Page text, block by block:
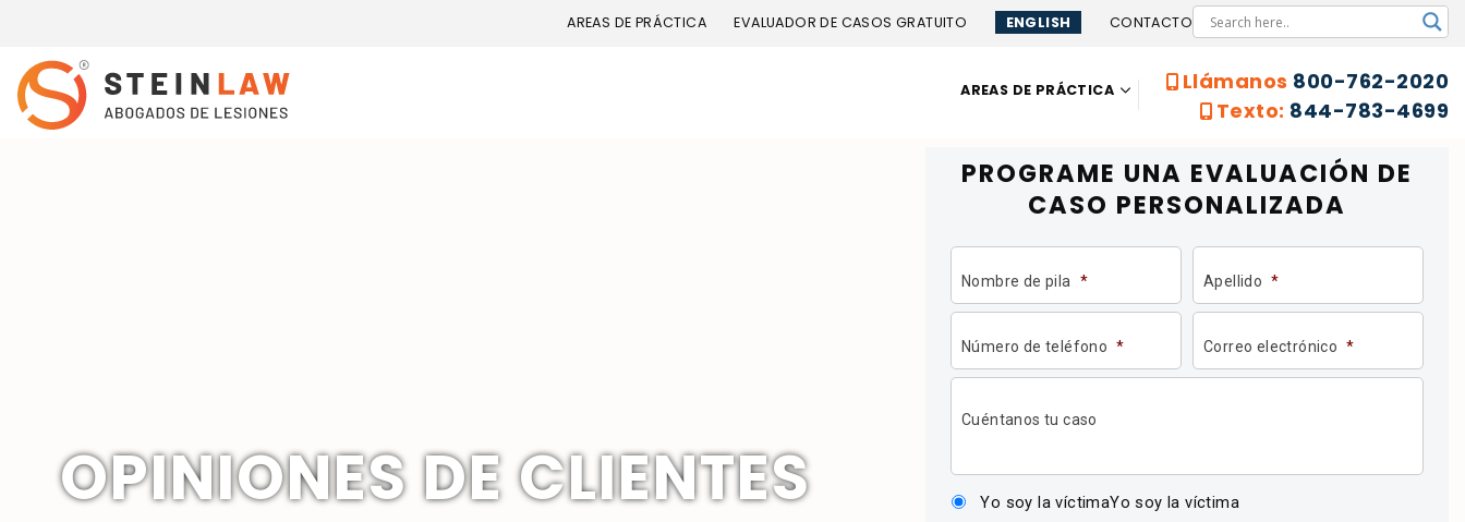
AREAS DE PRÁCTICA EVALUADOR DE CASOS GRATUITO ENGLISH CONTACTO
AREAS DE PRÁCTICA Llámanos 800-762-2020
Texto: 844-783-4699
OPINIONES DE CLIENTES
PROGRAME UNA EVALUACIÓN DE
CASO PERSONALIZADA
Nombre de pila * Apellido *
Número de teléfono * Correo electrónico *
Cuéntanos tu caso
Yo soy la víctimaYo soy la víctima